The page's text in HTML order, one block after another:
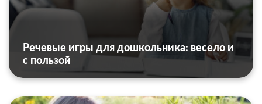
Речевые игры для дошкольника: весело и
с пользой